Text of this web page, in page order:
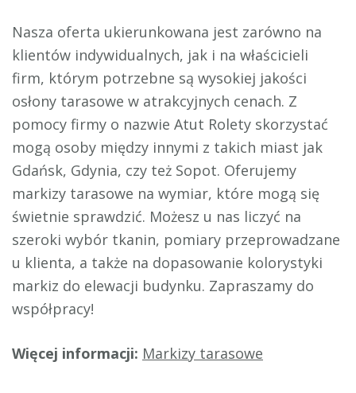
Nasza oferta ukierunkowana jest zarówno na
klientów indywidualnych, jak i na właścicieli
firm, którym potrzebne są wysokiej jakości
osłony tarasowe w atrakcyjnych cenach. Z
pomocy firmy o nazwie Atut Rolety skorzystać
mogą osoby między innymi z takich miast jak
Gdańsk, Gdynia, czy też Sopot. Oferujemy
markizy tarasowe na wymiar, które mogą się
świetnie sprawdzić. Możesz u nas liczyć na
szeroki wybór tkanin, pomiary przeprowadzane
u klienta, a także na dopasowanie kolorystyki
markiz do elewacji budynku. Zapraszamy do
współpracy!
Więcej informacji: Markizy tarasowe